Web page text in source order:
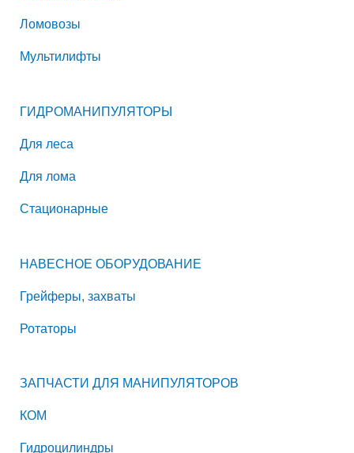
Ломовозы
Мультилифты
ГИДРОМАНИПУЛЯТОРЫ
Для леса
Для лома
Стационарные
НАВЕСНОЕ ОБОРУДОВАНИЕ
Грейферы, захваты
Ротаторы
ЗАПЧАСТИ ДЛЯ МАНИПУЛЯТОРОВ
КОМ
Гидроцилиндры